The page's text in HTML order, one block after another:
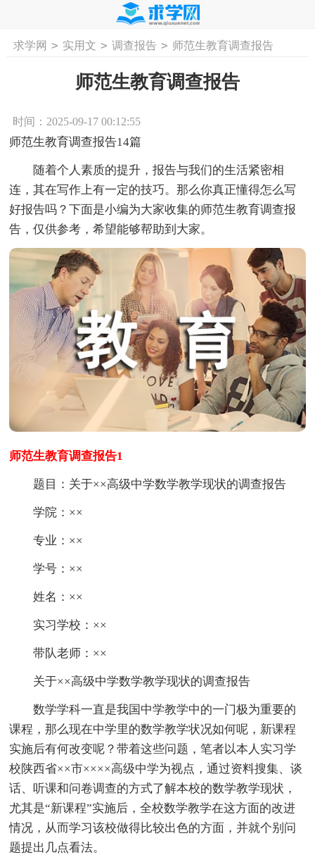
首页 工作计划 活动计划 学习计划
求学网 > 实用文 > 调查报告 > 师范生教育调查报告
师范生教育调查报告
时间：2025-09-17 00:12:55
师范生教育调查报告14篇
随着个人素质的提升，报告与我们的生活紧密相
连，其在写作上有一定的技巧。那么你真正懂得怎么写
好报告吗？下面是小编为大家收集的师范生教育调查报
告，仅供参考，希望能够帮助到大家。
师范生教育调查报告1
题目：关于××高级中学数学教学现状的调查报告
学院：××
专业：××
学号：××
姓名：××
实习学校：××
带队老师：××
关于××高级中学数学教学现状的调查报告
数学学科一直是我国中学教学中的一门极为重要的
课程，那么现在中学里的数学教学状况如何呢，新课程
实施后有何改变呢？带着这些问题，笔者以本人实习学
校陕西省××市××××高级中学为视点，通过资料搜集、谈
话、听课和问卷调查的方式了解本校的数学教学现状，
尤其是“新课程”实施后，全校数学教学在这方面的改进
情况，从而学习该校做得比较出色的方面，并就个别问
题提出几点看法。